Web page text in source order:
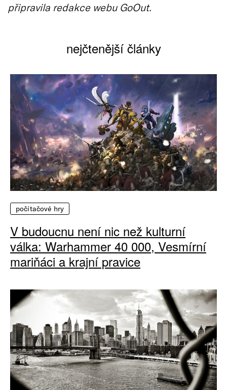
připravila redakce webu GoOut.
nejčtenější články
počítačové hry
V budoucnu není nic než kulturní
válka: Warhammer 40 000, Vesmírní
mariňáci a krajní pravice